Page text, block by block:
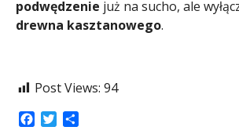
podwędzenie już na sucho, ale
drewna kasztanowego.
Post Views: 94
Facebook
Twitter